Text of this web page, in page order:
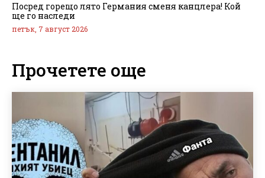
Посред горещо лято Германия сменя канцлера! Кой
ще го наследи
петък, 7 август 2026
Прочетете още